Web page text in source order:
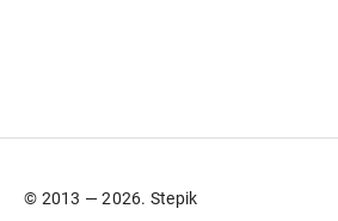
© 2013 — 2026. Stepik